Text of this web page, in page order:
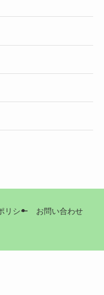
リシー お問い合わせ